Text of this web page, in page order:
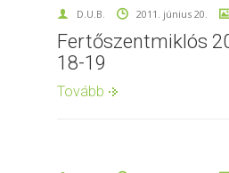
D.U.B. 2011. június 20.
Fertőszentmiklós
18-19
Tovább